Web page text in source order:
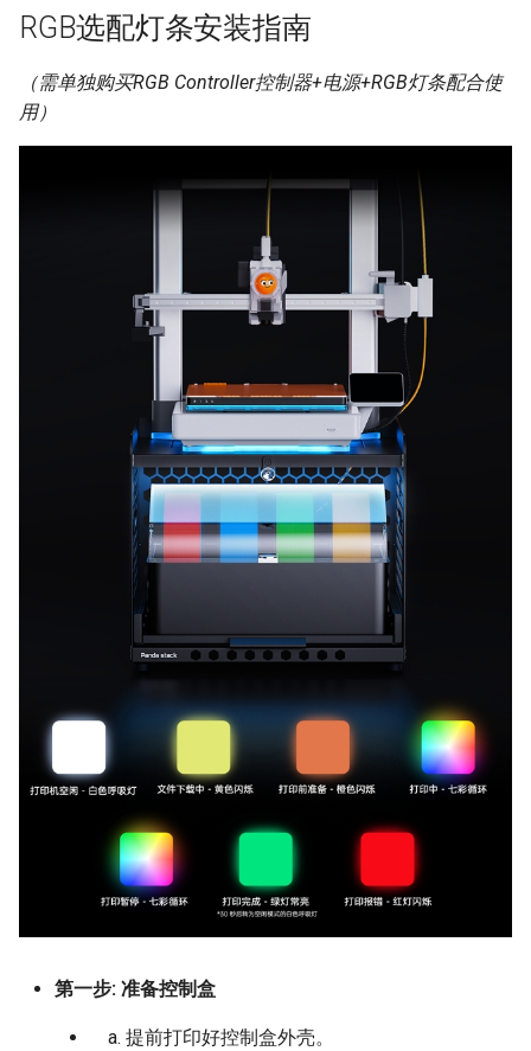
RGB选配灯条安装指南
（需单独购买RGB Controller控制器+电源+RGB灯条配合使
用）
第一步: 准备控制盒
提前打印好控制盒外壳。